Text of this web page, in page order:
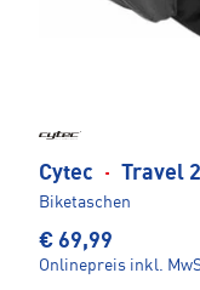
Cytec · Travel
Biketaschen
€ 69,99
Onlinepreis inkl.